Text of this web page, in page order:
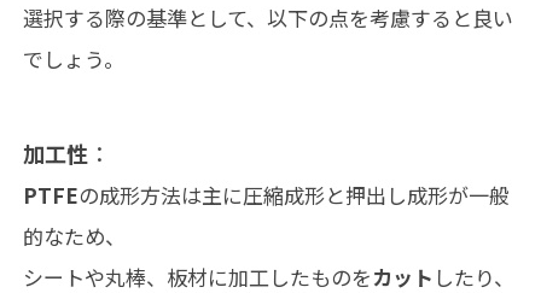
選択する際の基準として、以下の点を考慮すると良い
でしょう。
加工性 ：
PTFEの成形方法は主に圧縮成形と押出し成形が一般
的なため、
シートや丸棒、板材に加工したものをカット したり、